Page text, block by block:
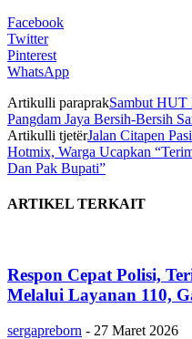
Facebook
Twitter
Pinterest
WhatsApp
Artikulli paraprakSambut HUT
Pangdam Jaya Bersih-Bersih
Artikulli tjetërJalan Citapen
Hotmix, Warga Ucapkan
Dan Pak Bupati”
ARTIKEL TERKAIT
Respon Cepat Polisi,
Melalui Layanan 110,
sergapreborn - 27 Maret 2026